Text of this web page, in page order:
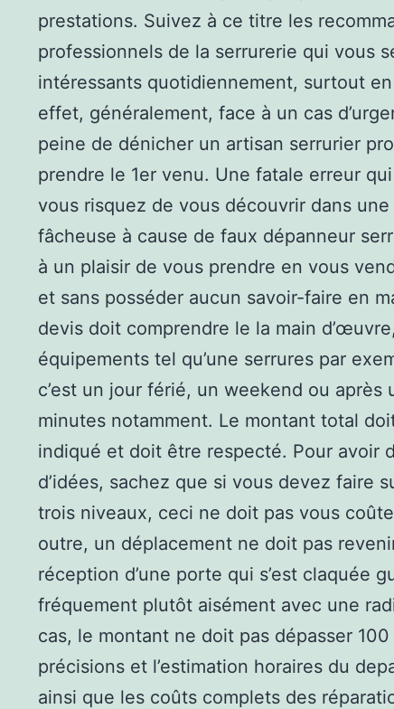
prestations. Suivez à ce titre les
professionnels de la serrurerie qui vous
intéressants quotidiennement, surtout en
effet, généralement, face à un cas
peine de dénicher un artisan serrurier
prendre le 1er venu. Une fatale erreur
vous risquez de vous découvrir dans
fâcheuse à cause de faux dépanneur
à un plaisir de vous prendre en vous
et sans posséder aucun savoir-faire en
devis doit comprendre le la main
équipements tel qu’une serrures par
c’est un jour férié, un weekend ou après
minutes notamment. Le montant total
indiqué et doit être respecté. Pour avoir
d’idées, sachez que si vous devez faire
trois niveaux, ceci ne doit pas vous
outre, un déplacement ne doit pas
réception d’une porte qui s’est claquée
fréquement plutôt aisément avec une
cas, le montant ne doit pas dépasser
précisions et l’estimation horaires du
ainsi que les coûts complets des